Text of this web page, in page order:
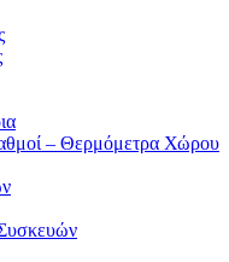
– Θερμόμετρα Χώρου